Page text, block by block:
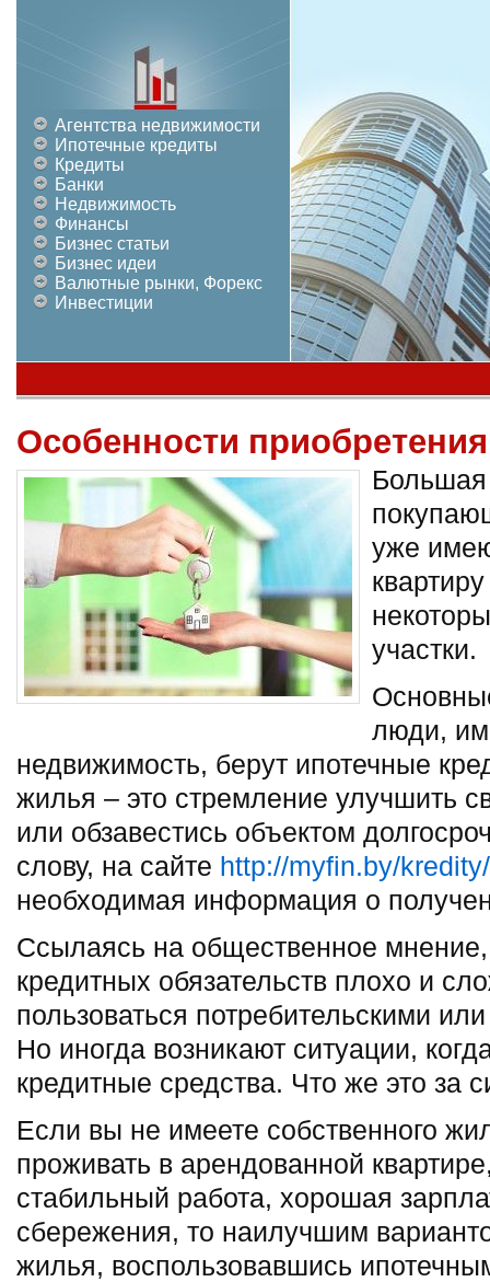
Агентства недвижимости
Ипотечные кредиты
Кредиты
Банки
Недвижимость
Финансы
Бизнес статьи
Бизнес идеи
Валютные рынки, Форекс
Инвестиции
Особенности
Большая
уже
участки.
люди,
недвижимость, берут ипотечные
жилья – это стремление улучшить
или обзавестись объектом
слову, на сайте http://myfin.by/
необходимая информация о
Ссылаясь на общественное мнение,
кредитных обязательств плохо и
пользоваться потребительскими
Но иногда возникают ситуации,
кредитные средства. Что же это за
Если вы не имеете собственного
проживать в арендованной
стабильный работа, хорошая
сбережения, то наилучшим
жилья, воспользовавшись